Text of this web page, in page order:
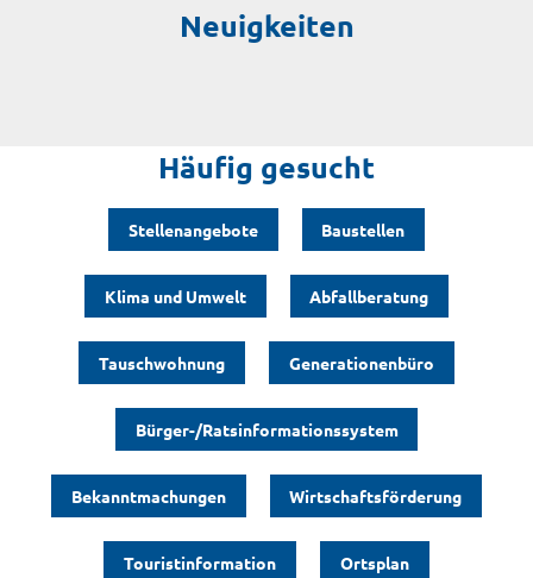
Neuigkeiten
Häufig gesucht
Stellenangebote Baustellen
Klima und Umwelt Abfallberatung
Tauschwohnung Generationenbüro
Bürger-/Ratsinformationssystem
Bekanntmachungen Wirtschaftsförderung
Touristinformation Ortsplan